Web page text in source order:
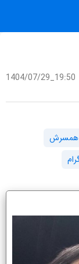
1404/07/29_19:50
همسرش